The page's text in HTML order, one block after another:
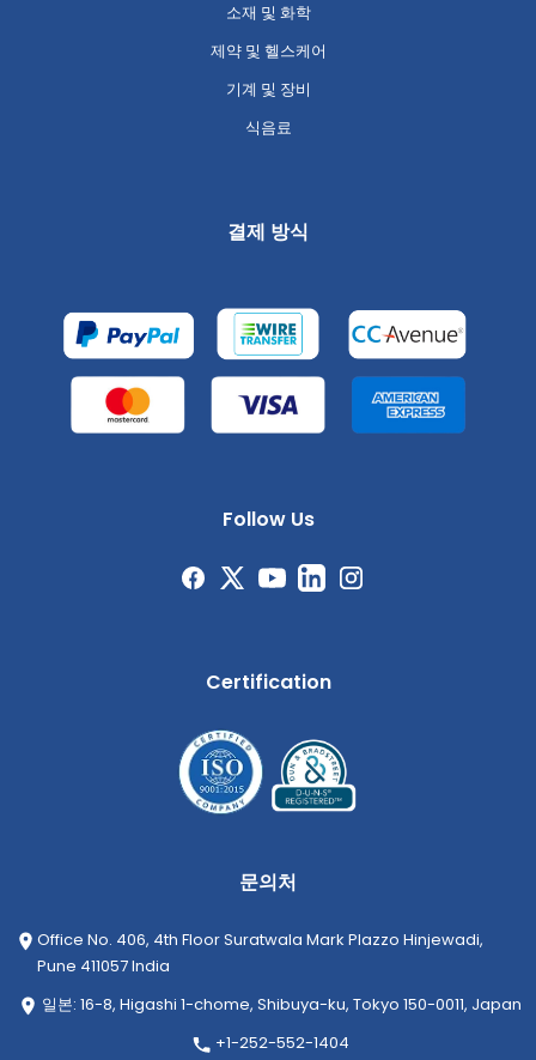
소재 및 화학
제약 및 헬스케어
기계 및 장비
식음료
결제 방식
Follow Us
Certification
문의처
Office No. 406, 4th Floor Suratwala Mark Plazzo Hinjewadi,
Pune 411057 India
일본: 16-8, Higashi 1-chome, Shibuya-ku, Tokyo 150-0011, Japan
+1-252-552-1404